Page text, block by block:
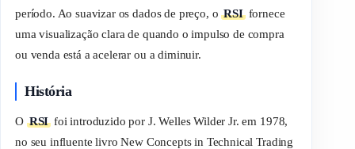
período. Ao suavizar os dados de preço, oRSIfornece
uma visualização clara de quando o impulso de compra
ou venda está a acelerar ou a diminuir.
História
O RSI foi introduzido por J. Welles Wilder Jr. em 1978,
no seu influente livroNew Concepts in Technical Trading